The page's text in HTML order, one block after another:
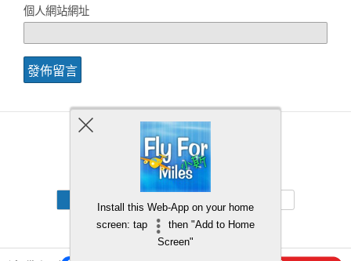
個人網站網址
Back to top
Install this Web-App on your home
screen: tap
then "Add to Home
Screen"